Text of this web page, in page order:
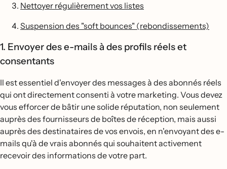
Nettoyer régulièrement vos listes
Suspension des "soft bounces" (rebondissements)
1. Envoyer des e-mails à des profils réels et
consentants
Il est essentiel d'envoyer des messages à des abonnés réels
qui ont directement consenti à votre marketing. Vous devez
vous efforcer de bâtir une solide réputation, non seulement
auprès des fournisseurs de boîtes de réception, mais aussi
auprès des destinataires de vos envois, en n'envoyant des e-
mails qu'à de vrais abonnés qui souhaitent activement
recevoir des informations de votre part.